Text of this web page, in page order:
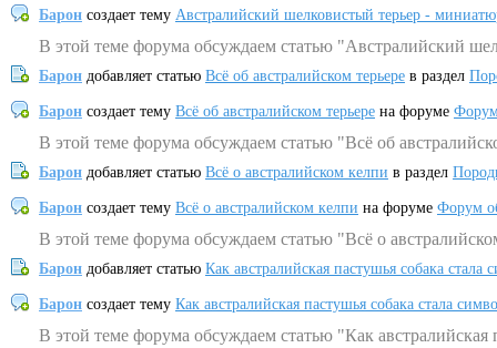
Барон создает тему Австралийский шелковистый терьер -
В этой теме форума обсуждаем статью "Австралийский
Барон добавляет статью Всё об австралийском терьере в раздел
Барон создает тему Всё об австралийском терьере на форуме
В этой теме форума обсуждаем статью "Всё об
Барон добавляет статью Всё о австралийском келпи в раздел
Барон создает тему Всё о австралийском келпи на форуме Форум
В этой теме форума обсуждаем статью "Всё о
Барон добавляет статью Как австралийская пастушья собака
Барон создает тему Как австралийская пастушья собака стала
В этой теме форума обсуждаем статью "Как